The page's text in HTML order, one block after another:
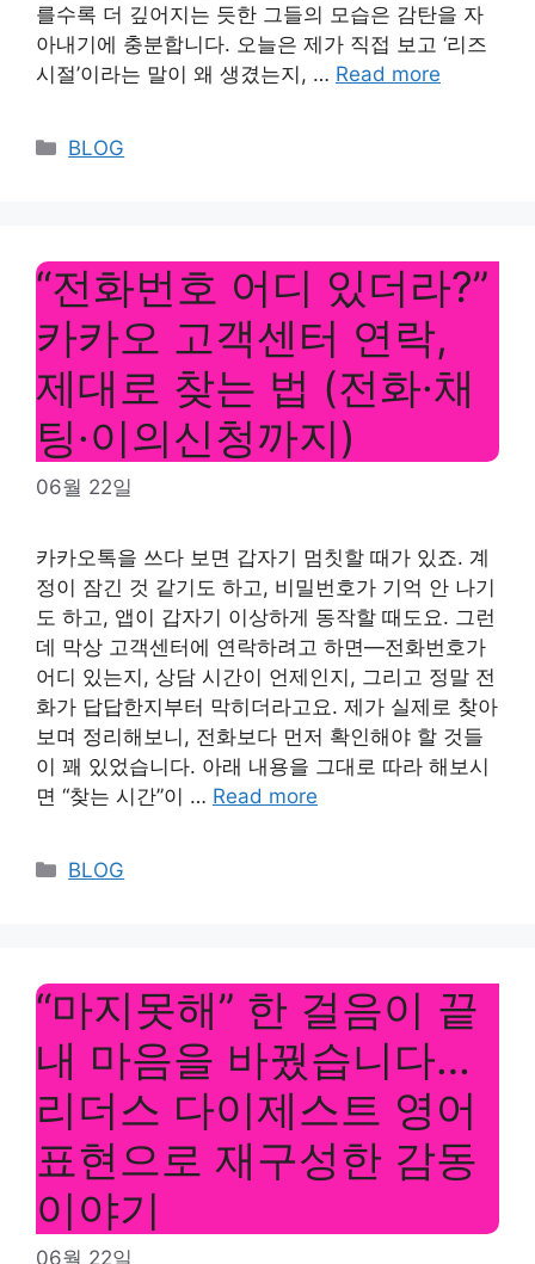
를수록 더 깊어지는 듯한 그들의 모습은 감탄을 자
아내기에 충분합니다. 오늘은 제가 직접 보고 ‘리즈
시절’이라는 말이 왜 생겼는지, … Read more
Categories
BLOG
“전화번호 어디 있더라?”
카카오 고객센터 연락,
제대로 찾는 법 (전화·채
팅·이의신청까지)
06월 22일
카카오톡을 쓰다 보면 갑자기 멈칫할 때가 있죠. 계
정이 잠긴 것 같기도 하고, 비밀번호가 기억 안 나기
도 하고, 앱이 갑자기 이상하게 동작할 때도요. 그런
데 막상 고객센터에 연락하려고 하면—전화번호가
어디 있는지, 상담 시간이 언제인지, 그리고 정말 전
화가 답답한지부터 막히더라고요. 제가 실제로 찾아
보며 정리해보니, 전화보다 먼저 확인해야 할 것들
이 꽤 있었습니다. 아래 내용을 그대로 따라 해보시
면 “찾는 시간”이 … Read more
Categories
BLOG
“마지못해” 한 걸음이 끝
내 마음을 바꿨습니다…
리더스 다이제스트 영어
표현으로 재구성한 감동
이야기
06월 22일